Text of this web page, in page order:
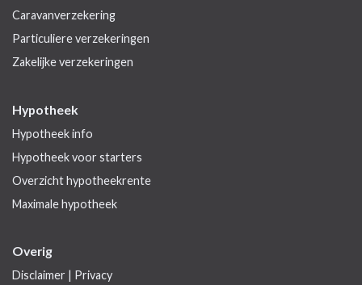
Caravanverzekering
Particuliere verzekeringen
Zakelijke verzekeringen
Hypotheek
Hypotheek info
Hypotheek voor starters
Overzicht hypotheekrente
Maximale hypotheek
Overig
Disclaimer | Privacy